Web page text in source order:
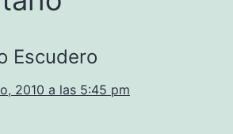
Escudero
2010 a las 5:45 pm